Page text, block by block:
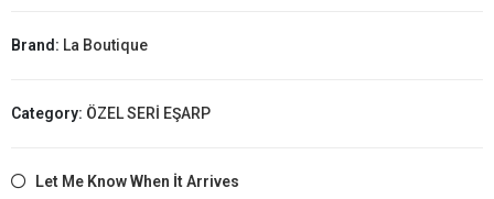
Brand: La Boutique
Category: ÖZEL SERİ EŞARP
Let Me Know When İt Arrives